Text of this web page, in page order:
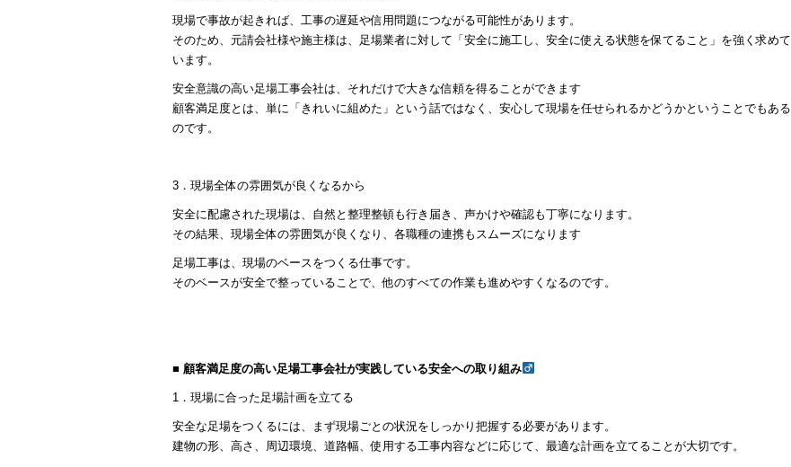
現場で事故が起きれば、工事の遅延や信用問題につながる可能性があります。
そのため、元請会社様や施主様は、足場業者に対して「安全に施工し、安全に使える状態を保てること」を強く求めて
います。
安全意識の高い足場工事会社は、それだけで大きな信頼を得ることができます
顧客満足度とは、単に「きれいに組めた」という話ではなく、安心して現場を任せられるかどうかということでもある
のです。
3．現場全体の雰囲気が良くなるから
安全に配慮された現場は、自然と整理整頓も行き届き、声かけや確認も丁寧になります。
その結果、現場全体の雰囲気が良くなり、各職種の連携もスムーズになります
足場工事は、現場のベースをつくる仕事です。
そのベースが安全で整っていることで、他のすべての作業も進めやすくなるのです。
■ 顧客満足度の高い足場工事会社が実践している安全への取り組み‍
1．現場に合った足場計画を立てる
安全な足場をつくるには、まず現場ごとの状況をしっかり把握する必要があります。
建物の形、高さ、周辺環境、道路幅、使用する工事内容などに応じて、最適な計画を立てることが大切です。